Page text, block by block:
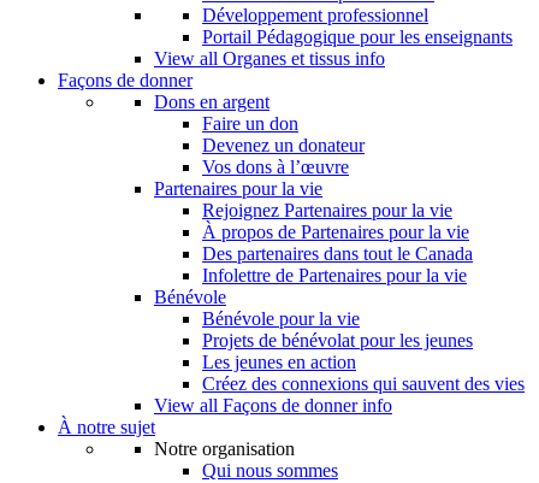
Développement professionnel
Portail Pédagogique pour les enseignants
View all Organes et tissus info
Façons de donner
Dons en argent
Faire un don
Devenez un donateur
Vos dons à l’œuvre
Partenaires pour la vie
Rejoignez Partenaires pour la vie
À propos de Partenaires pour la vie
Des partenaires dans tout le Canada
Infolettre de Partenaires pour la vie
Bénévole
Bénévole pour la vie
Projets de bénévolat pour les jeunes
Les jeunes en action
Créez des connexions qui sauvent des vies
View all Façons de donner info
À notre sujet
Notre organisation
Qui nous sommes